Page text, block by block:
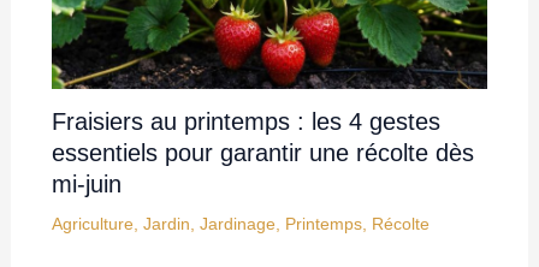
Fraisiers au printemps : les 4 gestes
essentiels pour garantir une récolte dès
mi-juin
Agriculture Jardin Jardinage Printemps, Récolte